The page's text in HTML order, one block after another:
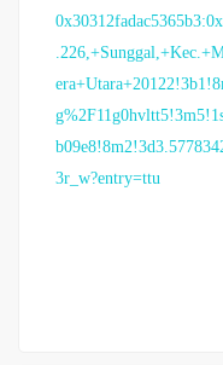
3r_w?entry=ttu